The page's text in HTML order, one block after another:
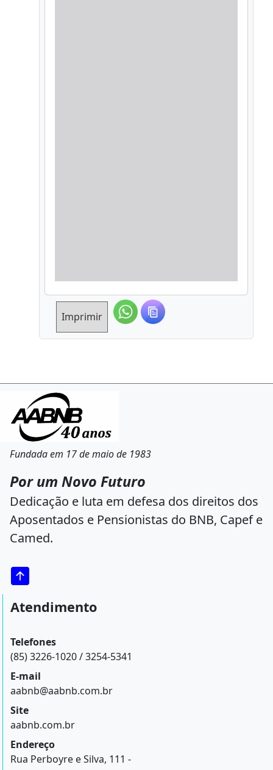
Imprimir
Fundada em 17 de maio de 1983
Por um Novo Futuro
Dedicação e luta em defesa dos direitos dos
Aposentados e Pensionistas do BNB, Capef e
Camed.
Atendimento
Telefones
(85) 3226-1020 / 3254-5341
E-mail
aabnb@aabnb.com.br
Site
aabnb.com.br
Endereço
Rua Perboyre e Silva, 111 -